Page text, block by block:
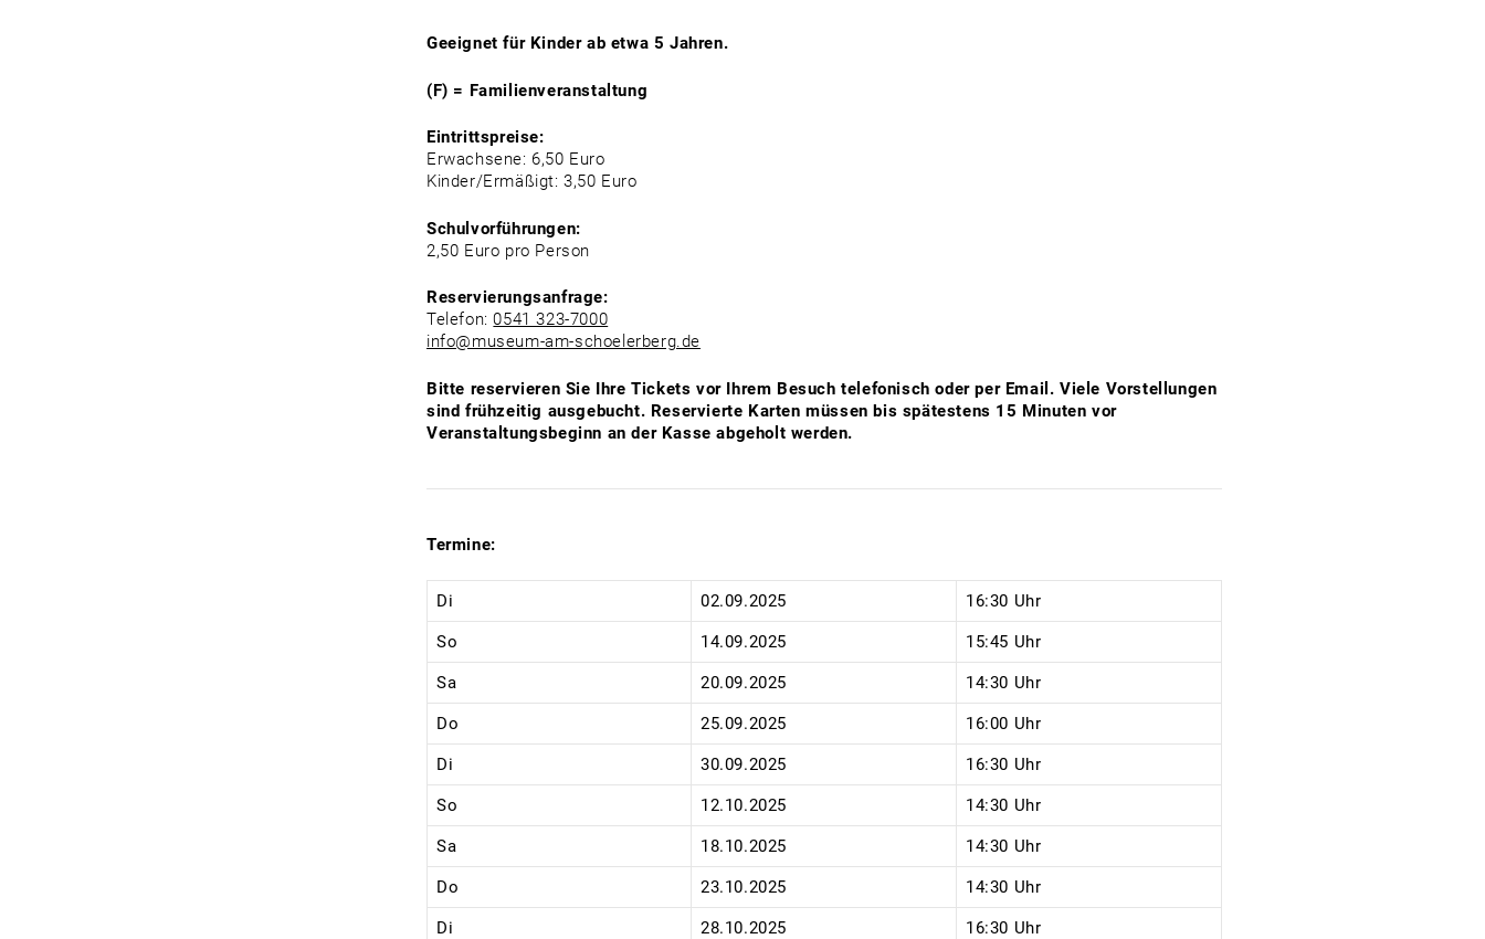
Geeignet für Kinder ab etwa 5 Jahren.
(F) = Familienveranstaltung
Eintrittspreise:
Erwachsene: 6,50 Euro
Kinder/Ermäßigt: 3,50 Euro
Schulvorführungen:
2,50 Euro pro Person
Reservierungsanfrage:
Telefon:0541 323-7000
info@museum-am-schoelerberg.de
Bitte reservieren Sie Ihre Tickets vor Ihrem Besuch telefonisch oder per Email. Viele Vorstellungen
sind frühzeitig ausgebucht. Reservierte Karten müssen bis spätestens 15 Minuten vor
Veranstaltungsbeginn an der Kasse abgeholt werden.
Termine:
Di 02.09.2025 16:30 Uhr
So 14.09.2025 15:45 Uhr
Sa 20.09.2025 14:30 Uhr
Do 25.09.2025 16:00 Uhr
Di 30.09.2025 16:30 Uhr
So 12.10.2025 14:30 Uhr
Sa 18.10.2025 14:30 Uhr
Do 23.10.2025 14:30 Uhr
Di 28.10.2025 16:30 Uhr